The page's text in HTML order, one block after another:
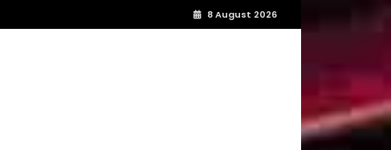
8 August 2026